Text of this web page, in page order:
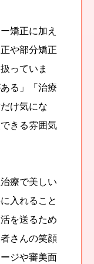
矯正に加え
や部分矯正
っていま
る」「治療
け気にな
きる雰囲気
療で美しい
入れること
を送るため
さんの笑顔
ジや審美面